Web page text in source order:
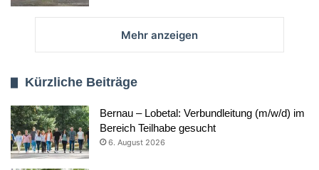
Mehr anzeigen
Kürzliche Beiträge
Bernau – Lobetal: Verbundleitung (m/w/d) im
Bereich Teilhabe gesucht
6. August 2026